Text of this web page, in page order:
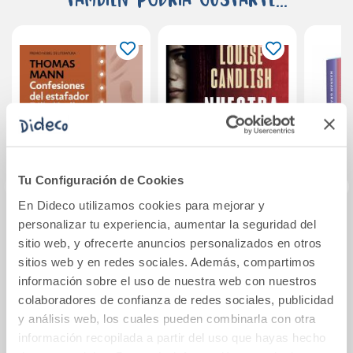
Tu Configuración de Cookies
En Dideco utilizamos cookies para mejorar y
personalizar tu experiencia, aumentar la seguridad del
sitio web, y ofrecerte anuncios personalizados en otros
sitios web y en redes sociales. Además, compartimos
información sobre el uso de nuestra web con nuestros
colaboradores de confianza de redes sociales, publicidad
y análisis web, los cuales pueden combinarla con otra
información recopilada a partir del uso que hayas hecho
Confesiones del
estafador Félix
Krull
13,95€
Comprar
Nuestra casa
Comprar